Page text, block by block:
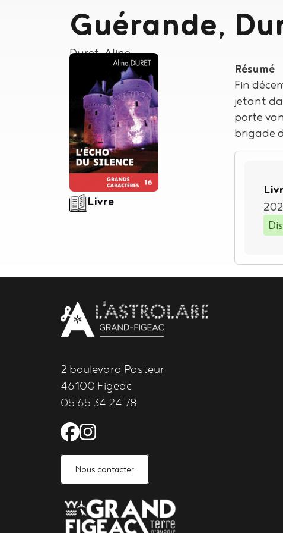
Guérande,
Auteur
Duret, Aline
Type de support matériel
Livre
Résumé
Fin
jetant
porte
brigade
2 boulevard Pasteur
46100 Figeac
05 65 34 24 78
Facebook de l'Astrolabe
Instagram de l'Astrolabe
Nous contacter